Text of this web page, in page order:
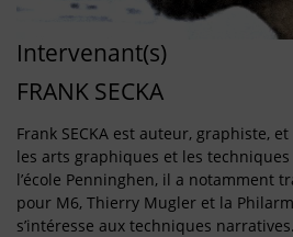
Intervenant(s)
FRANK SECKA
Frank SECKA est auteur, graphiste,
les arts graphiques et les
l’école Penninghen, il a notamment
pour M6, Thierry Mugler et la
s’intéresse aux techniques